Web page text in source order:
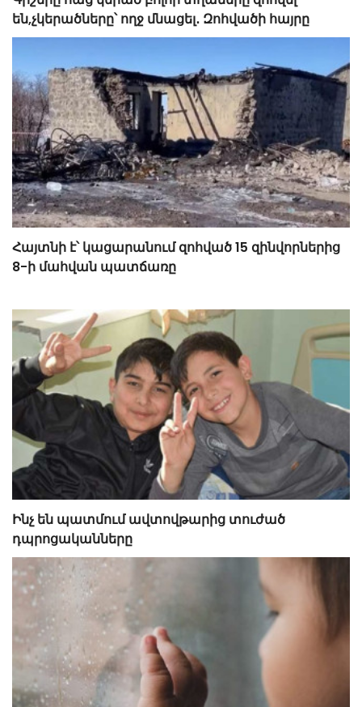
են,չկերածները՝ ողջ մնացել․ Զոհվածի հայրը
Հայտնի է՝ կացարանում զոհված 15 զինվորներից
8-ի մահվան պատճառը
Ինչ են պատմում ավտովթարից տուժած
դպրոցականները